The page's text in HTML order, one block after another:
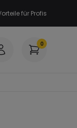
für Profis
0